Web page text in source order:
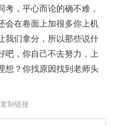
，平心而论的确不难，
会在卷面上加很多你上机
我们拿分，所以那些说什
吧，你自己不去努力，上
想？你找原因找到老师头
复制链接